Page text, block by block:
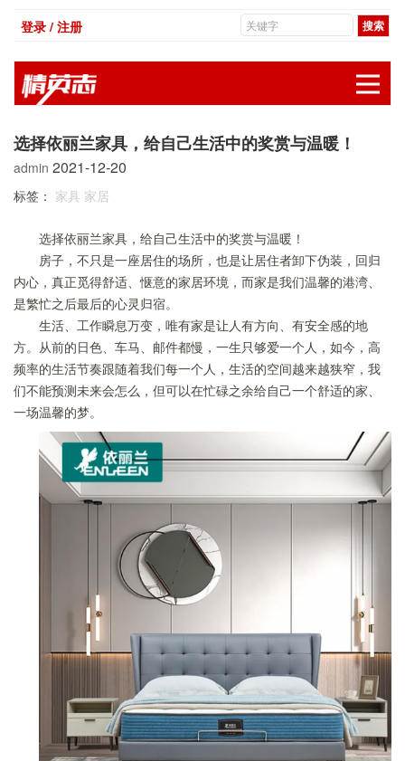
登录 / 注册
选择依丽兰家具，给自己生活中的奖赏与温暖！
admin 2021-12-20
标签： 家具 家居
选择依丽兰家具，给自己生活中的奖赏与温暖！
房子，不只是一座居住的场所，也是让居住者卸下伪装，回归
内心，真正觅得舒适、惬意的家居环境，而家是我们温馨的港湾、
是繁忙之后最后的心灵归宿。
生活、工作瞬息万变，唯有家是让人有方向、有安全感的地
方。从前的日色、车马、邮件都慢，一生只够爱一个人，如今，高
频率的生活节奏跟随着我们每一个人，生活的空间越来越狭窄，我
们不能预测未来会怎么，但可以在忙碌之余给自己一个舒适的家、
一场温馨的梦。